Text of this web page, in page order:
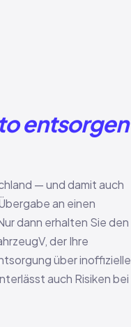
entsorgen
— und damit auch
an einen
dann erhalten Sie den
der Ihre
über inoffizielle
auch Risiken bei